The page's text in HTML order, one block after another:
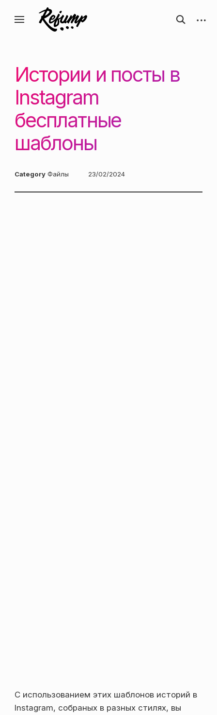
содержанию
Искусство, дизайн, вдохновение —
ReJump.ru
Блог о творчестве
открыть
форму
Истории и посты в
Instagram
бесплатные
шаблоны
Category Файлы
Posted
23/02/2024
С использованием этих шаблонов историй в
Instagram, собраных в разных стилях, вы